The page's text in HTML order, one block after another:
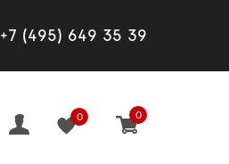
+7 (495) 649 35 39
0 0